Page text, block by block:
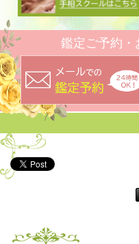
鑑定ご予約・